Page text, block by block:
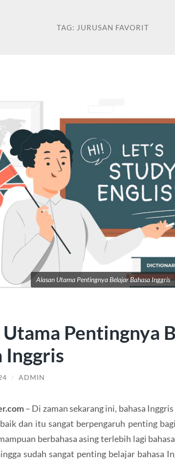
TAG: JURUSAN FAVORIT
Alasan Utama Pentingnya Belajar Bahasa Inggris
Pentingnya
Inggris
/ ADMIN
– Di zaman sekarang ini, bahasa
dan itu sangat berpengaruh penting
berbahasa asing terlebih lagi
sudah sangat penting belajar bahasa